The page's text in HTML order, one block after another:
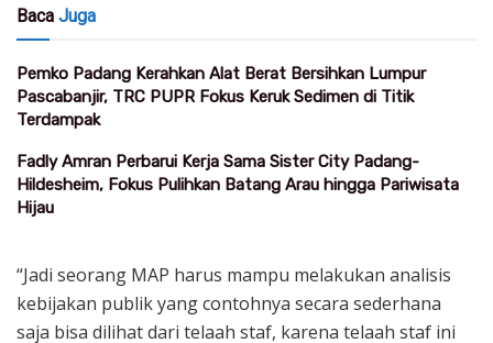
Baca Juga
Pemko Padang Kerahkan Alat Berat Bersihkan Lumpur
Pascabanjir, TRC PUPR Fokus Keruk Sedimen di Titik
Terdampak
Fadly Amran Perbarui Kerja Sama Sister City Padang-
Hildesheim, Fokus Pulihkan Batang Arau hingga Pariwisata
Hijau
“Jadi seorang MAP harus mampu melakukan analisis
kebijakan publik yang contohnya secara sederhana
saja bisa dilihat dari telaah staf, karena telaah staf ini